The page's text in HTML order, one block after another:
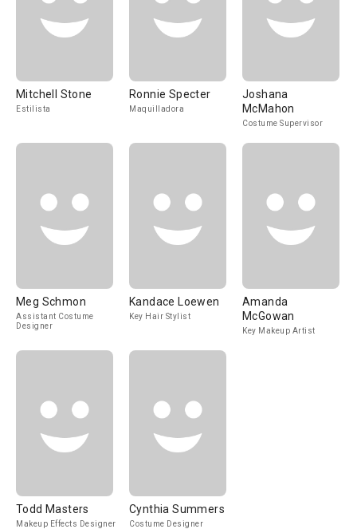
Mitchell Stone
Estilista
Ronnie Specter
Maquilladora
Joshana
McMahon
Costume Supervisor
Meg Schmon
Assistant Costume
Designer
Kandace Loewen
Key Hair Stylist
Amanda
McGowan
Key Makeup Artist
Todd Masters
Makeup Effects Designer
Cynthia Summers
Costume Designer